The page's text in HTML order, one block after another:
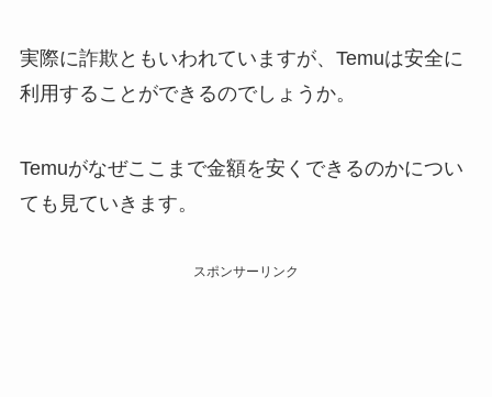
実際に詐欺ともいわれていますが、Temuは安全に
利用することができるのでしょうか。
Temuがなぜここまで金額を安くできるのかについ
ても見ていきます。
スポンサーリンク